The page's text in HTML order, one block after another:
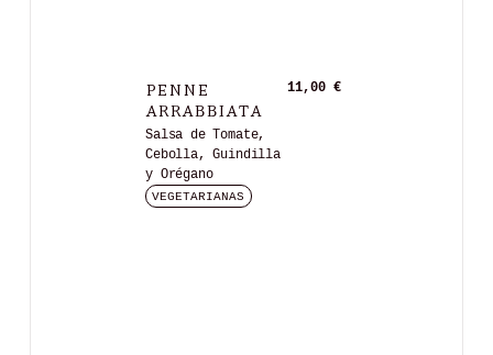
PENNE
ARRABBIATA
Salsa de Tomate,
Cebolla, Guindilla
y Orégano
VEGETARIANAS
11,00 €